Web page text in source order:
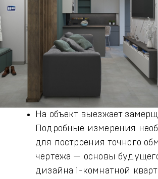
На объект выезжает
Подробные измерения
для построения точного
чертежа — основы
дизайна 1-комнатной